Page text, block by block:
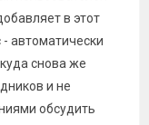
в этот
автоматически
снова же
и не
обсудить